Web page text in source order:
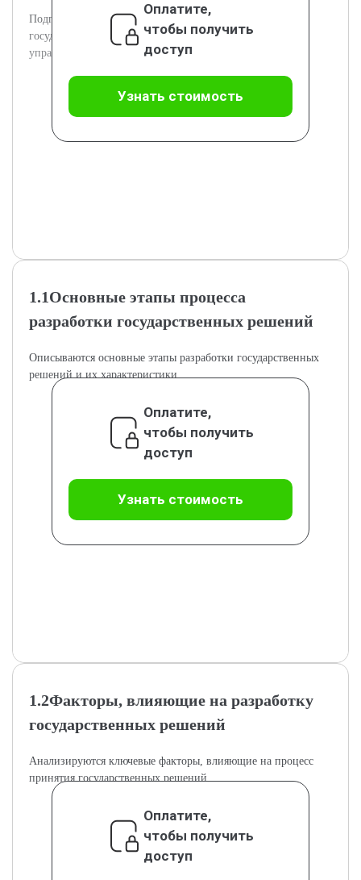
Подглавы раскрывают сущность и классификацию
государственных решений, их роль в государственном
управлении.
Оплатите,
чтобы получить
доступ
Узнать стоимость
1.1Основные этапы процесса
разработки государственных решений
Описываются основные этапы разработки государственных
решений и их характеристики.
Оплатите,
чтобы получить
доступ
Узнать стоимость
1.2Факторы, влияющие на разработку
государственных решений
Анализируются ключевые факторы, влияющие на процесс
принятия государственных решений.
Оплатите,
чтобы получить
доступ